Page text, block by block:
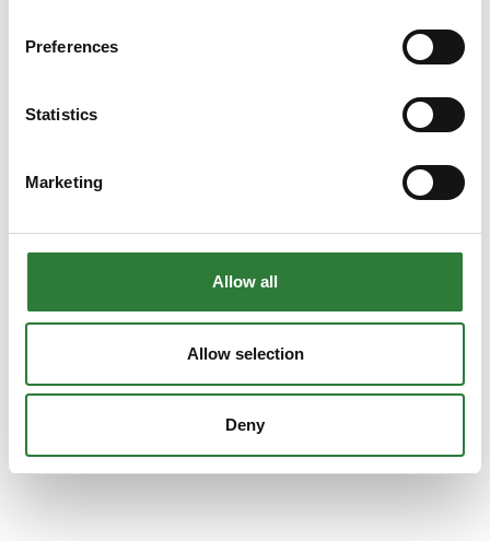
Preferences
Statistics
Marketing
Allow all
Allow selection
Deny